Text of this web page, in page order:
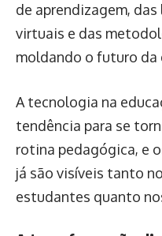
de aprendizagem,
virtuais e das
moldando o futuro da
A tecnologia na
tendência para se
rotina pedagógica, e
já são visíveis tanto
estudantes quanto